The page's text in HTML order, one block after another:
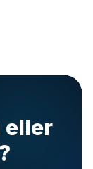
eller